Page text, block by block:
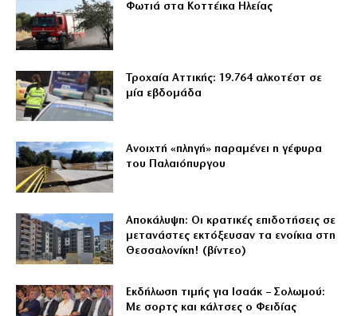
Φωτιά στα Κοττέικα Ηλείας
Τροχαία Αττικής: 19.764 αλκοτέστ σε
μία εβδομάδα
Ανοιχτή «πληγή» παραμένει η γέφυρα
του Παλαιόπυργου
Αποκάλυψη: Οι κρατικές επιδοτήσεις σε
μετανάστες εκτόξευσαν τα ενοίκια στη
Θεσσαλονίκη! (βίντεο)
Εκδήλωση τιμής για Ισαάκ – Σολωμού:
Με σορτς και κάλτσες ο Φειδίας